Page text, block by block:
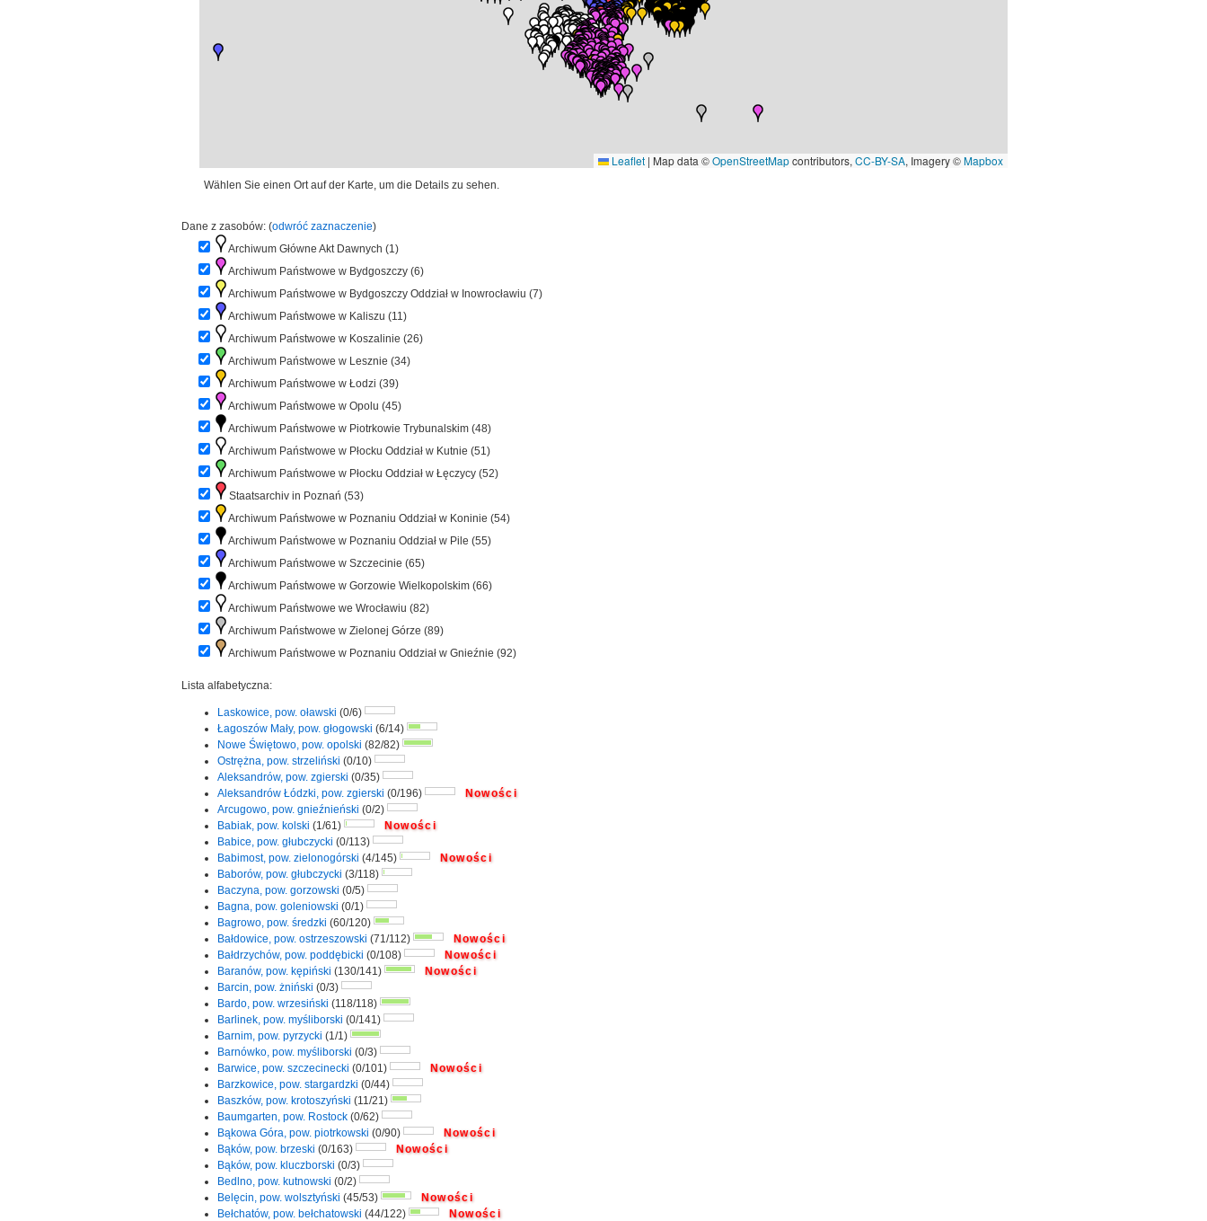
Leaflet | Map data ©OpenStreetMapcontributors, CC-BY-SA, Imagery ©Mapbox
Wählen Sie einen Ort auf der Karte, um die Details zu sehen.
Dane z zasobów: (odwróć zaznaczenie)
Archiwum Główne Akt Dawnych (1)
Archiwum Państwowe w Bydgoszczy (6)
Archiwum Państwowe w Bydgoszczy Oddział w Inowrocławiu (7)
Archiwum Państwowe w Kaliszu (11)
Archiwum Państwowe w Koszalinie (26)
Archiwum Państwowe w Lesznie (34)
Archiwum Państwowe w Łodzi (39)
Archiwum Państwowe w Opolu (45)
Archiwum Państwowe w Piotrkowie Trybunalskim (48)
Archiwum Państwowe w Płocku Oddział w Kutnie (51)
Archiwum Państwowe w Płocku Oddział w Łęczycy (52)
Staatsarchiv in Poznań (53)
Archiwum Państwowe w Poznaniu Oddział w Koninie (54)
Archiwum Państwowe w Poznaniu Oddział w Pile (55)
Archiwum Państwowe w Szczecinie (65)
Archiwum Państwowe w Gorzowie Wielkopolskim (66)
Archiwum Państwowe we Wrocławiu (82)
Archiwum Państwowe w Zielonej Górze (89)
Archiwum Państwowe w Poznaniu Oddział w Gnieźnie (92)
Lista alfabetyczna:
Laskowice, pow. oławski (0/6)
Łagoszów Mały, pow. głogowski (6/14)
Nowe Świętowo, pow. opolski (82/82)
Ostrężna, pow. strzeliński (0/10)
Aleksandrów, pow. zgierski (0/35)
Aleksandrów Łódzki, pow. zgierski (0/196)
Nowości
Arcugowo, pow. gnieźnieński (0/2)
Babiak, pow. kolski (1/61)
Nowości
Babice, pow. głubczycki (0/113)
Babimost, pow. zielonogórski (4/145)
Nowości
Baborów, pow. głubczycki (3/118)
Baczyna, pow. gorzowski (0/5)
Bagna, pow. goleniowski (0/1)
Bagrowo, pow. średzki (60/120)
Bałdowice, pow. ostrzeszowski (71/112)
Nowości
Bałdrzychów, pow. poddębicki (0/108)
Nowości
Baranów, pow. kępiński (130/141)
Nowości
Barcin, pow. żniński (0/3)
Bardo, pow. wrzesiński (118/118)
Barlinek, pow. myśliborski (0/141)
Barnim, pow. pyrzycki (1/1)
Barnówko, pow. myśliborski (0/3)
Barwice, pow. szczecinecki (0/101)
Nowości
Barzkowice, pow. stargardzki (0/44)
Baszków, pow. krotoszyński (11/21)
Baumgarten, pow. Rostock (0/62)
Bąkowa Góra, pow. piotrkowski (0/90)
Nowości
Bąków, pow. brzeski (0/163)
Nowości
Bąków, pow. kluczborski (0/3)
Bedlno, pow. kutnowski (0/2)
Belęcin, pow. wolsztyński (45/53)
Nowości
Bełchatów, pow. bełchatowski (44/122)
Nowości